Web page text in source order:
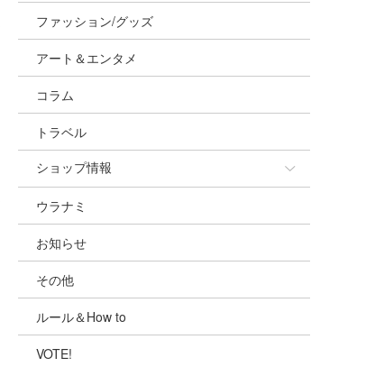
ファッション/グッズ
アート＆エンタメ
コラム
トラベル
ショップ情報
ショップ情報
湘南
千葉北
伊豆
千葉南
ウラナミ
お知らせ
その他
ルール＆How to
VOTE!